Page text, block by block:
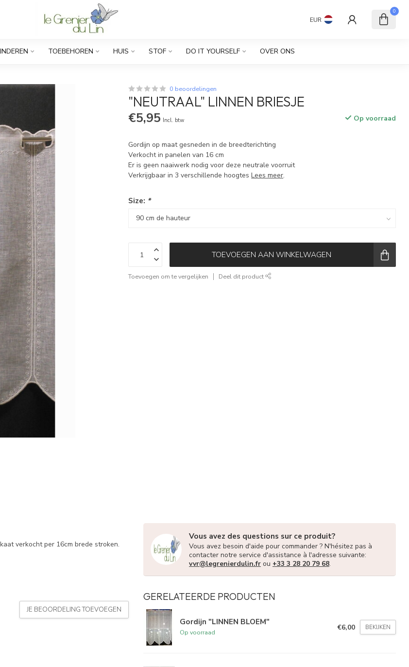
EUR
0
TOEBEHOREN HUIS STOF DO IT YOURSELF OVER ONS
0 beoordelingen
"NEUTRAAL" LINNEN BRIESJE
€5,95 Incl. btw Op voorraad
Gordijn op maat gesneden in de breedterichting
Verkocht in panelen van 16 cm
Er is geen naaiwerk nodig voor deze neutrale voorruit
Verkrijgbaar in 3 verschillende hoogtesLees meer.
Size: *
TOEVOEGEN AAN WINKELWAGEN
Toevoegen om te vergelijken Deel dit product
verkocht per 16cm brede stroken.
JE BEOORDELING TOEVOEGEN
Vous avez des questions sur ce produit?
Vous avez besoin d'aide pour commander ? N'hésitez pas à
contacter notre service d'assistance à l'adresse suivante:
vvr@legrenierdulin.fr ou +33 3 28 20 79 68.
GERELATEERDE PRODUCTEN
Gordijn "LINNEN BLOEM"
Op voorraad
€6,00 BEKIJKEN